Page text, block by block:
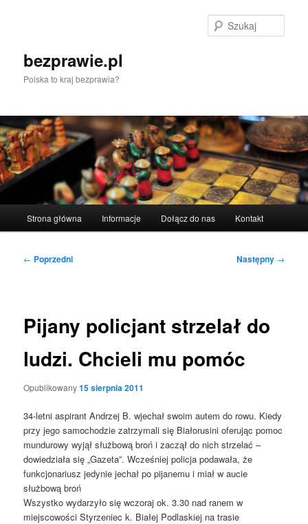
bezprawie.pl
Polska to kraj bezprawia?
Strona główna Informacje Dołącz do nas Kontakt
Nawigacja
← Poprzedni Następny →
Pijany policjant strzelał do
ludzi. Chcieli mu pomóc
Opublikowany15 sierpnia 2011
34-letni aspirant Andrzej B. wjechał swoim autem do rowu. Kiedy
przy jego samochodzie zatrzymali się Białorusini oferując pomoc
mundurowy wyjął służbową broń i zaczął do nich strzelać –
dowiedziała się „Gazeta”. Wcześniej policja podawała, że
funkcjonariusz jedynie jechał po pijanemu i miał w aucie
służbową broń
Wszystko wydarzyło się wczoraj ok. 3.30 nad ranem w
miejscowości Styrzeniec k. Białej Podlaskiej na trasie